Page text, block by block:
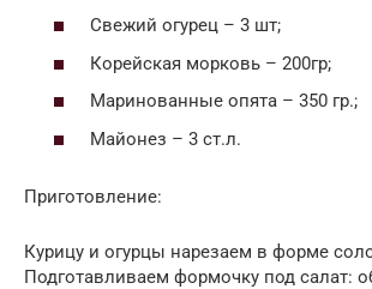
Свежий огурец – 3 шт;
Корейская морковь – 200гр;
Маринованные опята – 350 гр.;
Майонез – 3 ст.л.
Приготовление:
Курицу и огурцы нарезаем в форме
Подготавливаем формочку под салат: